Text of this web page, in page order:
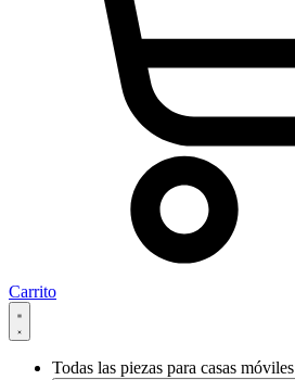
Carrito
Todas las piezas para casas móviles